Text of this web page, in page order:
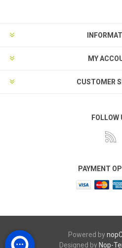
MY
CUSTOMER
FOLLOW
PAYMENT
Powered by
Designed by Nop-